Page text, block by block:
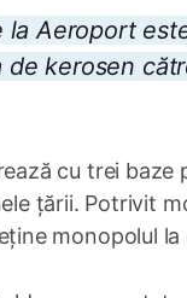
la Aeroport
kerosen
cu trei
țării. Potrivit
monopolul